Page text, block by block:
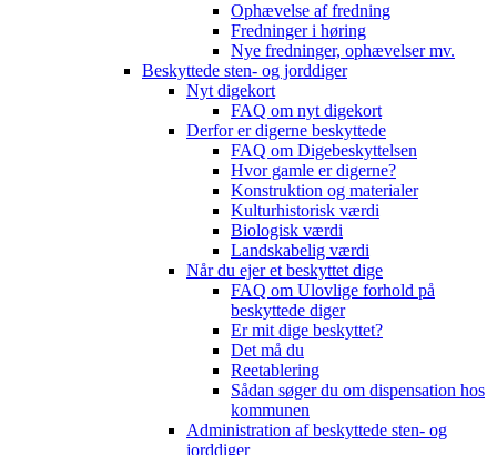
Ophævelse af fredning
Fredninger i høring
Nye fredninger, ophævelser mv.
Beskyttede sten- og jorddiger
Nyt digekort
FAQ om nyt digekort
Derfor er digerne beskyttede
FAQ om Digebeskyttelsen
Hvor gamle er digerne?
Konstruktion og materialer
Kulturhistorisk værdi
Biologisk værdi
Landskabelig værdi
Når du ejer et beskyttet dige
FAQ om Ulovlige forhold på
beskyttede diger
Er mit dige beskyttet?
Det må du
Reetablering
Sådan søger du om dispensation hos
kommunen
Administration af beskyttede sten- og
jorddiger